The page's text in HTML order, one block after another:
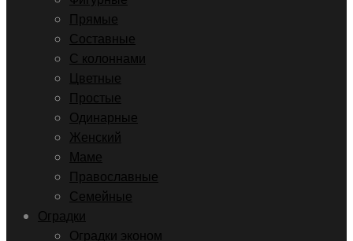
Прямые
Составные
С колоннами
Цветные
Простые
Одинарные
Женский
Маме
Православные
Семейные
Оградки
Оградки эконом